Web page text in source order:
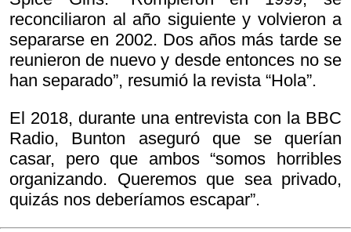
reconciliaron al año siguiente y volvieron a
separarse en 2002. Dos años más tarde se
reunieron de nuevo y desde entonces no se
han separado”, resumió la revista “Hola”.
El 2018, durante una entrevista con la BBC
Radio, Bunton aseguró que se querían
casar, pero que ambos “somos horribles
organizando. Queremos que sea privado,
quizás nos deberíamos escapar”.